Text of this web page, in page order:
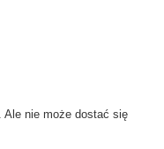
nie może dostać się